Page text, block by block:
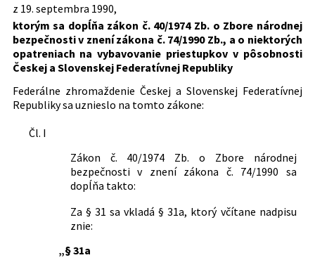
Dátum schválenia: 19.09.1990
Dátum vyhlásenia: 27.09.1990
Dátum účinnosti od: 01.11.1990
Autor: Federálne zhromaždenie Českej a Slovenskej
Priestupkové konanie
Nachádza sa v čiastke: 65/1990
z 19. septembra 1990,
ktorým sa dopĺňa zákon č. 40/1974 Zb. o Zbore národnej
bezpečnosti v znení zákona č. 74/1990 Zb., a o niektorých
opatreniach na vybavovanie priestupkov v pôsobnosti
Českej a Slovenskej Federatívnej Republiky
Federálne zhromaždenie Českej a Slovenskej Federatívnej
Republiky sa uznieslo na tomto zákone:
Čl. I
Zákon č. 40/1974 Zb. o Zbore národnej
bezpečnosti v znení zákona č. 74/1990 sa
dopĺňa takto:
Za § 31 sa vkladá § 31a, ktorý včítane nadpisu
znie:
„§ 31a